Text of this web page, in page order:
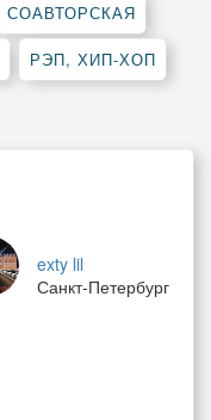
СОАВТОРСКАЯ
РЭП, ХИП-ХОП
exty lil
Санкт-Петербург